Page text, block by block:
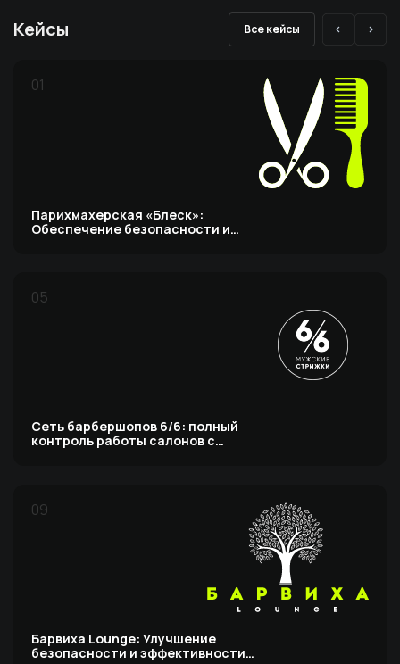
Кейсы Все кейсы
01
Парихмахерская «Блеск»:
Обеспечение безопасности и
05
Сеть барбершопов 6/6: полный
контроль работы салонов с
09
Барвиха Lounge: Улучшение
безопасности и эффективности